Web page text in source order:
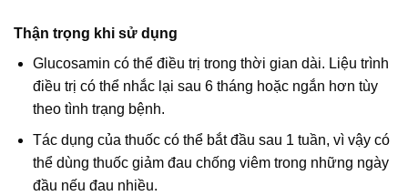
Thận trọng khi sử dụng
Glucosamin có thể điều trị trong thời gian dài. Liệu trình
điều trị có thể nhắc lại sau 6 tháng hoặc ngắn hơn tùy
theo tình trạng bệnh.
Tác dụng của thuốc có thể bắt đầu sau 1 tuần, vì vậy có
thể dùng thuốc giảm đau chống viêm trong những ngày
đầu nếu đau nhiều.